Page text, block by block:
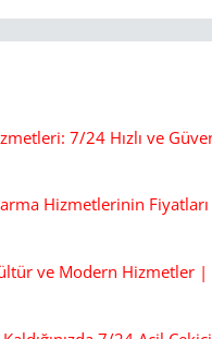
7/24 Hızlı ve
Hizmetlerinin
ve Modern Hizmetler |